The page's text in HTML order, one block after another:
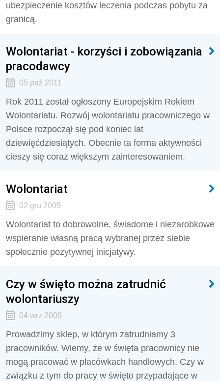
ubezpieczenie kosztów leczenia podczas pobytu za
granicą.
Wolontariat - korzyści i zobowiązania
pracodawcy
05 paź 2011
Rok 2011 został ogłoszony Europejskim Rokiem
Wolontariatu. Rozwój wolontariatu pracowniczego w
Polsce rozpoczął się pod koniec lat
dziewięćdziesiątych. Obecnie ta forma aktywności
cieszy się coraz większym zainteresowaniem.
Wolontariat
02 gru 2009
Wolontariat to dobrowolne, świadome i niezarobkowe
wspieranie własną pracą wybranej przez siebie
społecznie pozytywnej inicjatywy.
Czy w święto można zatrudnić
wolontariuszy
04 wrz 2009
Prowadzimy sklep, w którym zatrudniamy 3
pracowników. Wiemy, że w święta pracownicy nie
mogą pracować w placówkach handlowych. Czy w
związku z tym do pracy w święto przypadające w